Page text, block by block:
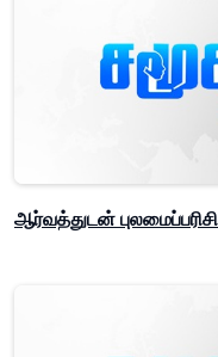
ஆர்வத்துடன்